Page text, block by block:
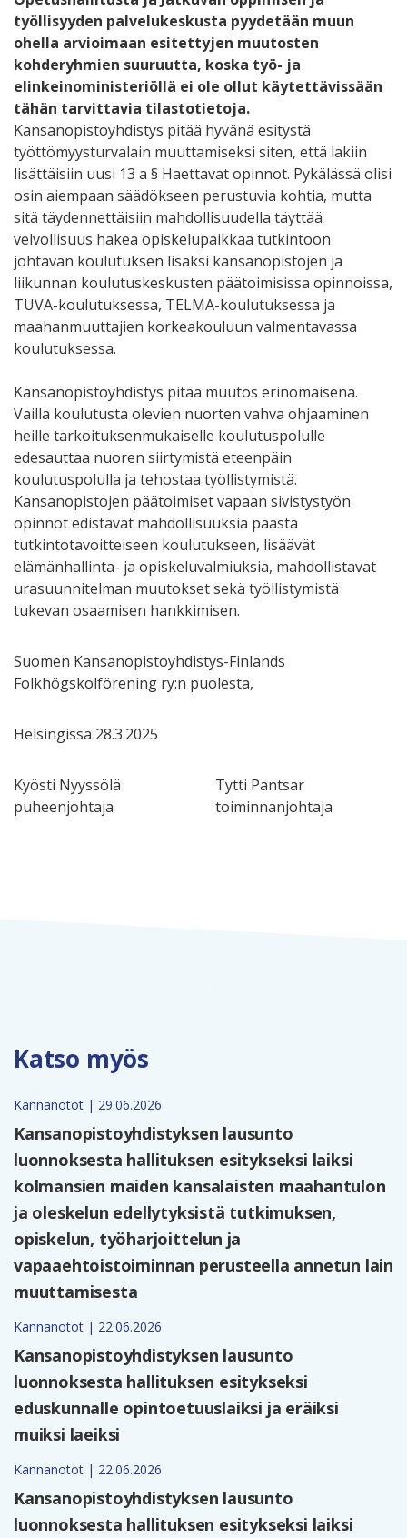
työllisyyden palvelukeskusta pyydetään muun
ohella arvioimaan esitettyjen muutosten
kohderyhmien suuruutta, koska työ- ja
elinkeinoministeriöllä ei ole ollut käytettävissään
tähän tarvittavia tilastotietoja.
Kansanopistoyhdistys pitää hyvänä esitystä
työttömyysturvalain muuttamiseksi siten, että lakiin
lisättäisiin uusi 13 a § Haettavat opinnot. Pykälässä olisi
osin aiempaan säädökseen perustuvia kohtia, mutta
sitä täydennettäisiin mahdollisuudella täyttää
velvollisuus hakea opiskelupaikkaa tutkintoon
johtavan koulutuksen lisäksi kansanopistojen ja
liikunnan koulutuskeskusten päätoimisissa opinnoissa,
TUVA-koulutuksessa, TELMA-koulutuksessa ja
maahanmuuttajien korkeakouluun valmentavassa
koulutuksessa.
Kansanopistoyhdistys pitää muutos erinomaisena.
Vailla koulutusta olevien nuorten vahva ohjaaminen
heille tarkoituksenmukaiselle koulutuspolulle
edesauttaa nuoren siirtymistä eteenpäin
koulutuspolulla ja tehostaa työllistymistä.
Kansanopistojen päätoimiset vapaan sivistystyön
opinnot edistävät mahdollisuuksia päästä
tutkintotavoitteiseen koulutukseen, lisäävät
elämänhallinta- ja opiskeluvalmiuksia, mahdollistavat
urasuunnitelman muutokset sekä työllistymistä
tukevan osaamisen hankkimisen.
Suomen Kansanopistoyhdistys-Finlands
Folkhögskolförening ry:n puolesta,
Helsingissä 28.3.2025
Kyösti Nyyssölä Tytti Pantsar
puheenjohtaja toiminnanjohtaja
Katso myös
Kannanotot | 29.06.2026
Kansanopistoyhdistyksen lausunto
luonnoksesta hallituksen esitykseksi laiksi
kolmansien maiden kansalaisten maahantulon
ja oleskelun edellytyksistä tutkimuksen,
opiskelun, työharjoittelun ja
vapaaehtoistoiminnan perusteella annetun lain
muuttamisesta
Kannanotot | 22.06.2026
Kansanopistoyhdistyksen lausunto
luonnoksesta hallituksen esitykseksi
eduskunnalle opintoetuuslaiksi ja eräiksi
muiksi laeiksi
Kannanotot | 22.06.2026
Kansanopistoyhdistyksen lausunto
luonnoksesta hallituksen esitykseksi laiksi